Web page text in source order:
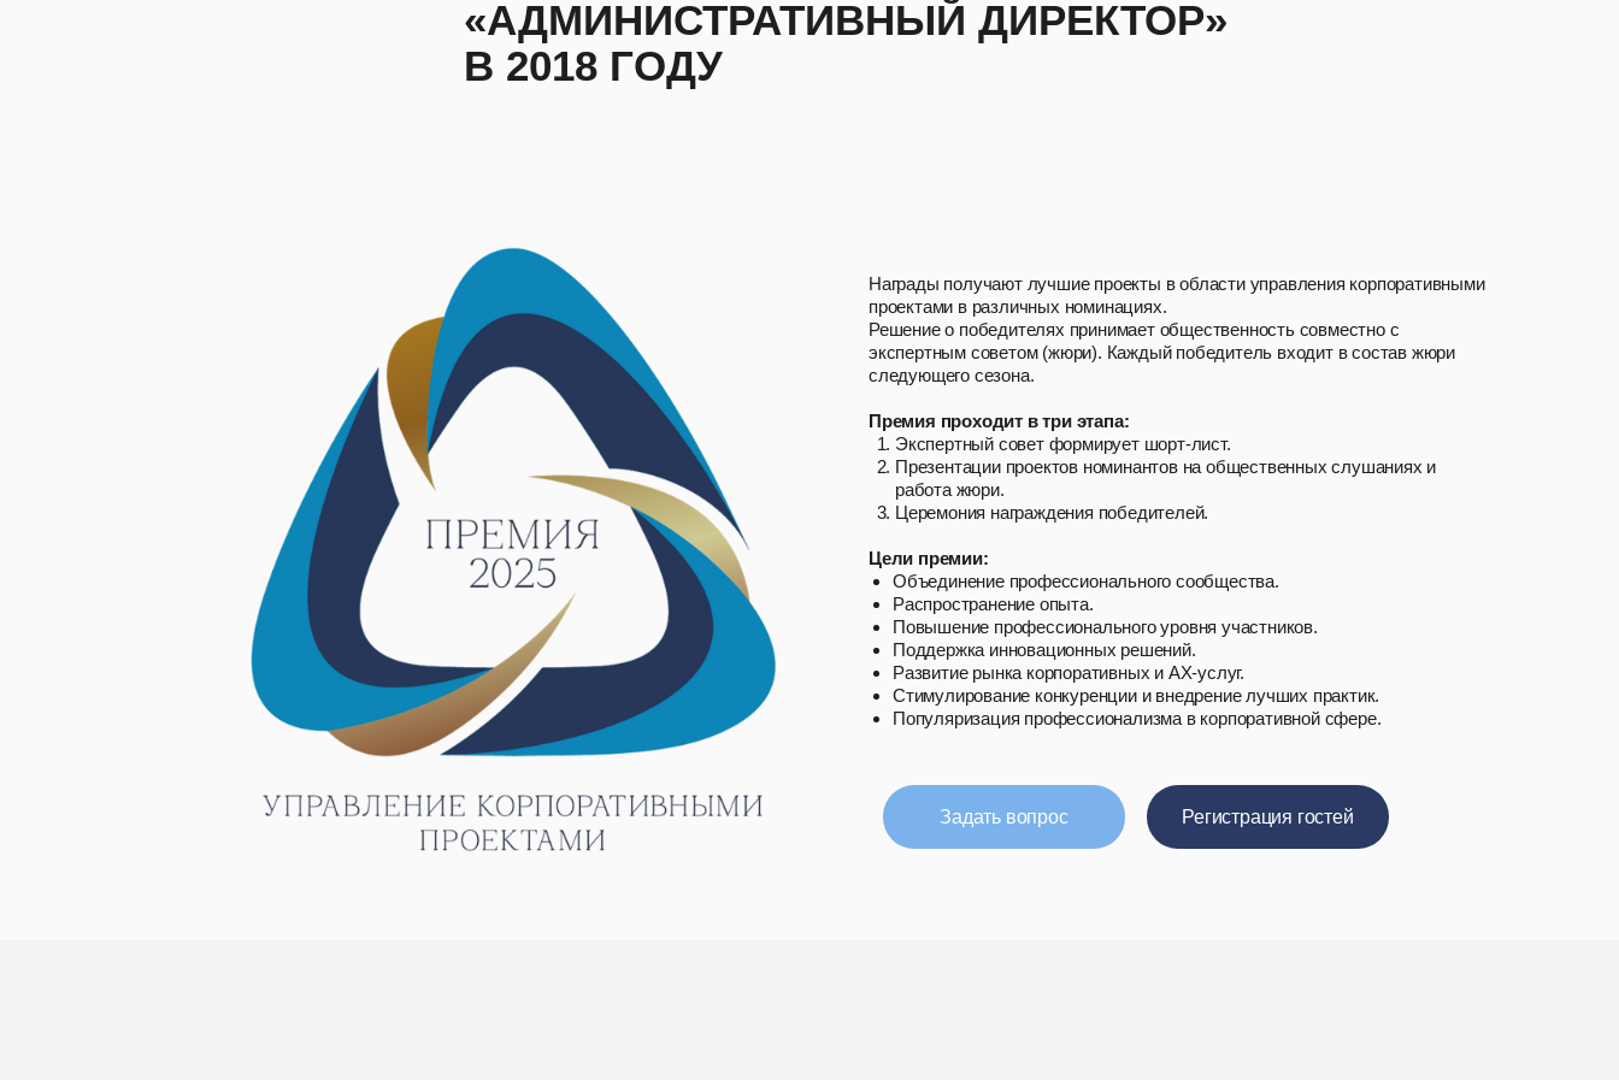
«АДМИНИСТРАТИВНЫЙ ДИРЕКТОР»
В 2018 ГОДУ
Награды получают лучшие проекты в области управления корпоративными
проектами в различных номинациях.
Решение о победителях принимает общественность совместно с
экспертным советом (жюри). Каждый победитель входит в состав жюри
следующего сезона.
Премия проходит в три этапа:
Экспертный совет формирует шорт-лист.
Презентации проектов номинантов на общественных слушаниях и
работа жюри.
Церемония награждения победителей.
Цели премии:
Объединение профессионального сообщества.
Распространение опыта.
Повышение профессионального уровня участников.
Поддержка инновационных решений.
Развитие рынка корпоративных и АХ-услуг.
Стимулирование конкуренции и внедрение лучших практик.
Популяризация профессионализма в корпоративной сфере.
Задать вопрос Регистрация гостей